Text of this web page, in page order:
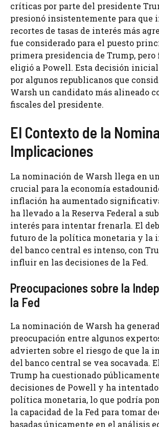
críticas por parte del presidente
presionó insistentemente para que
recortes de tasas de interés más
fue considerado para el puesto
primera presidencia de Trump,
eligió a Powell. Esta decisión
por algunos republicanos que
Warsh un candidato más alineado
fiscales del presidente.
El Contexto de la
Implicaciones
La nominación de Warsh llega en
crucial para la economía
inflación ha aumentado
ha llevado a la Reserva Federal a
interés para intentar frenarla. El
futuro de la política monetaria y la
del banco central es intenso, con
influir en las decisiones de la Fed.
Preocupaciones sobre la
la Fed
La nominación de Warsh ha
preocupación entre algunos
advierten sobre el riesgo de que la
del banco central se vea socavada.
Trump ha cuestionado
decisiones de Powell y ha
política monetaria, lo que podría
la capacidad de la Fed para tomar
basadas únicamente en el análisis